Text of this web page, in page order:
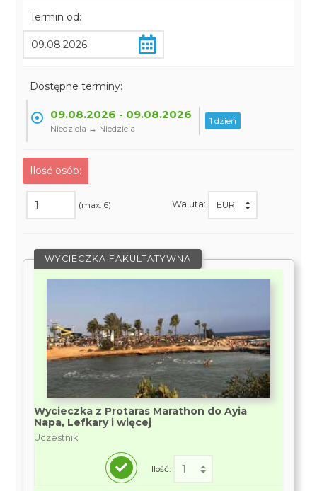
Termin od:
Dostępne terminy:
09.08.2026 - 09.08.2026
Niedziela → Niedziela
1 dzień
Ilość osób:
(max. 6) Waluta:
WYCIECZKA FAKULTATYWNA
Wycieczka z Protaras Marathon do Ayia
Napa, Lefkary i więcej
Uczestnik
Ilość: